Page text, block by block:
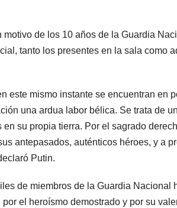
de los 10 años de la Guardia
tanto los presentes en la sala como
este mismo instante se encuentran en
una ardua labor bélica. Se trata de
en su propia tierra. Por el sagrado
antepasados, auténticos héroes, y a
Putin.
de miembros de la Guardia Nacional
el heroísmo demostrado y por su